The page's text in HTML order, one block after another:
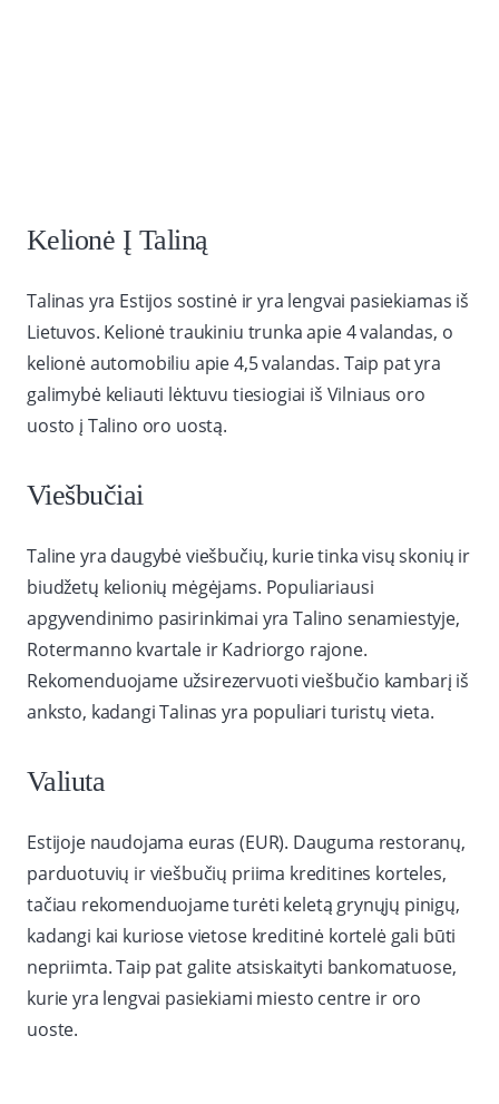
Kelionė Į Taliną
Talinas yra Estijos sostinė ir yra lengvai pasiekiamas iš
Lietuvos. Kelionė traukiniu trunka apie 4 valandas, o
kelionė automobiliu apie 4,5 valandas. Taip pat yra
galimybė keliauti lėktuvu tiesiogiai iš Vilniaus oro
uosto į Talino oro uostą.
Viešbučiai
Taline yra daugybė viešbučių, kurie tinka visų skonių ir
biudžetų kelionių mėgėjams. Populiariausi
apgyvendinimo pasirinkimai yra Talino senamiestyje,
Rotermanno kvartale ir Kadriorgo rajone.
Rekomenduojame užsirezervuoti viešbučio kambarį iš
anksto, kadangi Talinas yra populiari turistų vieta.
Valiuta
Estijoje naudojama euras (EUR). Dauguma restoranų,
parduotuvių ir viešbučių priima kreditines korteles,
tačiau rekomenduojame turėti keletą grynųjų pinigų,
kadangi kai kuriose vietose kreditinė kortelė gali būti
nepriimta. Taip pat galite atsiskaityti bankomatuose,
kurie yra lengvai pasiekiami miesto centre ir oro
uoste.